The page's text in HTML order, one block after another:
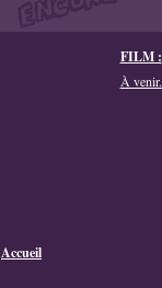
FILM :
À
Accueil